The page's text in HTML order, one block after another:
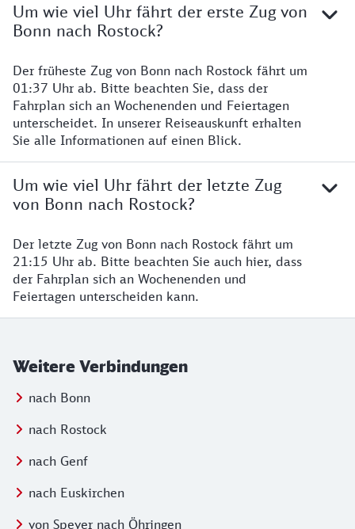
Um wie viel Uhr fährt der erste Zug von
Bonn nach Rostock?
Der früheste Zug von Bonn nach Rostock fährt um
01:37 Uhr ab. Bitte beachten Sie, dass der
Fahrplan sich an Wochenenden und Feiertagen
unterscheidet. In unserer Reiseauskunft erhalten
Sie alle Informationen auf einen Blick.
Um wie viel Uhr fährt der letzte Zug
von Bonn nach Rostock?
Der letzte Zug von Bonn nach Rostock fährt um
21:15 Uhr ab. Bitte beachten Sie auch hier, dass
der Fahrplan sich an Wochenenden und
Feiertagen unterscheiden kann.
Weitere Verbindungen
nach Bonn
nach Rostock
nach Genf
nach Euskirchen
von Speyer nach Öhringen